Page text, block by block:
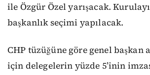
ile Özgür Özel yarışacak.
başkanlık seçimi yapılacak.
CHP tüzüğüne göre genel başkan
için delegelerin yüzde 5’inin